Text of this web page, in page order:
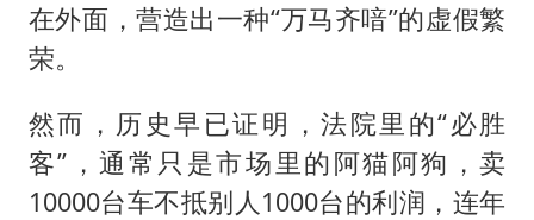
在外面，营造出一种“万马齐喑”的虚假繁
荣。
然而，历史早已证明，法院里的“必胜
客”，通常只是市场里的阿猫阿狗，卖
10000台车不抵别人1000台的利润，连年